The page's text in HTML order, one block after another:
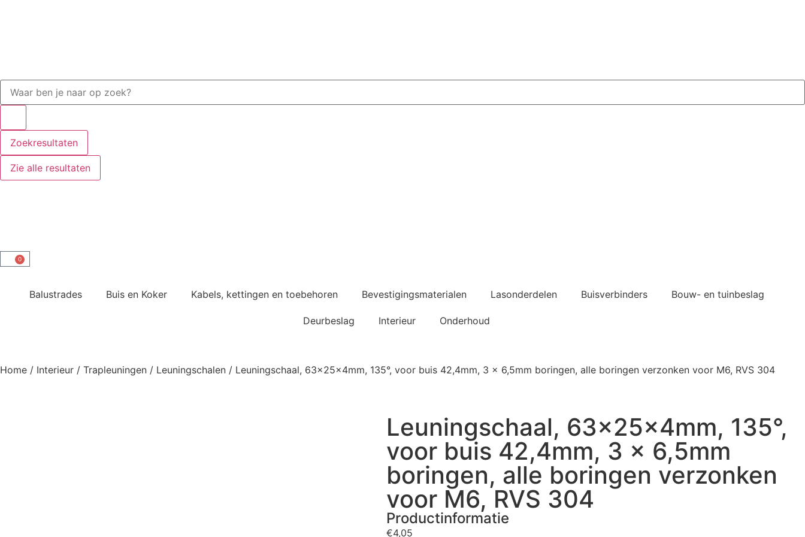
Zoekresultaten
Zie alle resultaten
0
Balustrades Buis en Koker Kabels, kettingen en toebehoren Bevestigingsmaterialen Lasonderdelen Buisverbinders Bouw- en tuinbeslag
Deurbeslag Interieur Onderhoud
Home / Interieur / Trapleuningen / Leuningschalen / Leuningschaal, 63x25x4mm, 135°, voor buis 42,4mm, 3 x 6,5mm boringen, alle boringen verzonken voor M6, RVS 304
Leuningschaal, 63x25x4mm, 135°,
voor buis 42,4mm, 3 x 6,5mm
boringen, alle boringen verzonken
voor M6, RVS 304
Productinformatie
€4,05